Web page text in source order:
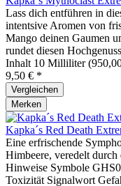
Lass dich entführen in
intentsive Aromen von
Mango deinen Gaumen
rundet diesen
Inhalt 10 Milliliter
9,50 € *
Vergleichen
Merken
Kapka´s Red Death
Eine erfrischende
Himbeere, veredelt
Hinweise Symbole
Toxizität Signalwort